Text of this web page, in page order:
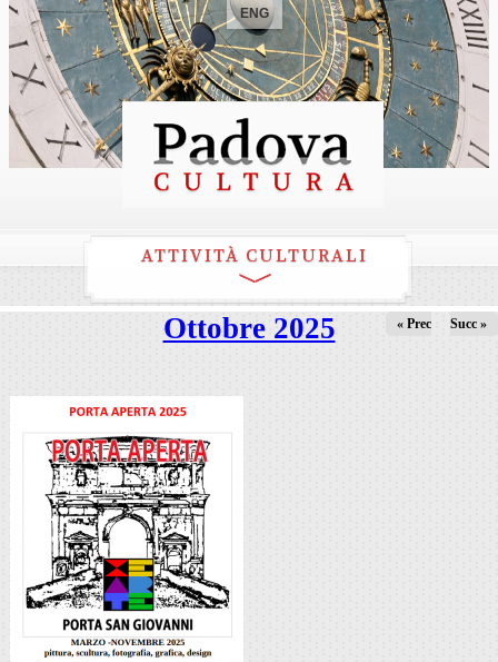
ENG
ATTIVITÀ CULTURALI
Ottobre 2025 « Prec Succ »